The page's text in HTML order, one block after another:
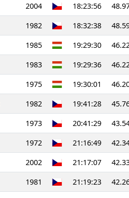
2004 18:23:56
1982 18:32:38
1985 19:29:30
1983 19:29:36
1975 19:30:01
1982 19:41:28
1973 20:41:29
1972 21:16:49
2002 21:17:07
1981 21:19:23